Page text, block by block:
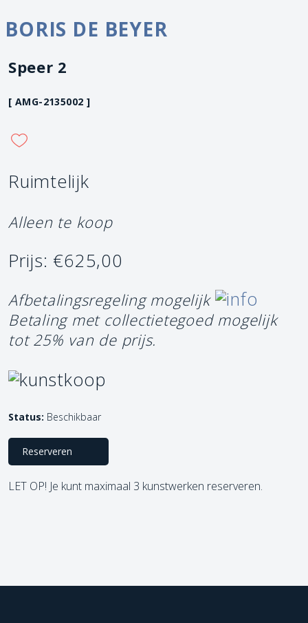
BORIS DE BEYER
Speer 2
[ AMG-2135002 ]
Ruimtelijk
Alleen te koop
Prijs: €625,00
Afbetalingsregeling mogelijk
Betaling met collectietegoed mogelijk
tot 25% van de prijs.
Status: Beschikbaar
Reserveren
LET OP! Je kunt maximaal 3 kunstwerken reserveren.